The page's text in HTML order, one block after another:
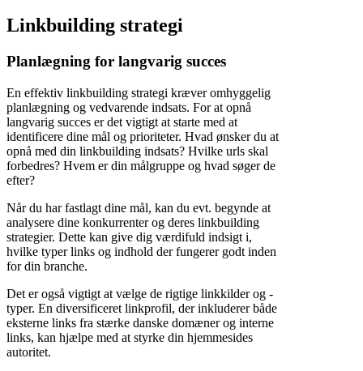
Linkbuilding strategi
Planlægning for langvarig succes
En effektiv linkbuilding strategi kræver omhyggelig
planlægning og vedvarende indsats. For at opnå
langvarig succes er det vigtigt at starte med at
identificere dine mål og prioriteter. Hvad ønsker du at
opnå med din linkbuilding indsats? Hvilke urls skal
forbedres? Hvem er din målgruppe og hvad søger de
efter?
Når du har fastlagt dine mål, kan du evt. begynde at
analysere dine konkurrenter og deres linkbuilding
strategier. Dette kan give dig værdifuld indsigt i,
hvilke typer links og indhold der fungerer godt inden
for din branche.
Det er også vigtigt at vælge de rigtige linkkilder og -
typer. En diversificeret linkprofil, der inkluderer både
eksterne links fra stærke danske domæner og interne
links, kan hjælpe med at styrke din hjemmesides
autoritet.